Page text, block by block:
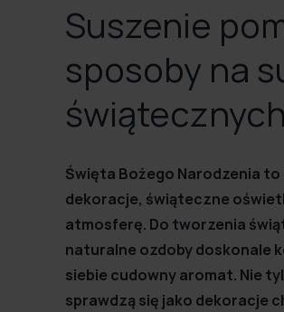
Suszenie
sposoby na
Święta Bożego Narodzenia
dekoracje, świąteczne
atmosferę. Do tworzenia
naturalne ozdoby doskonale
siebie cudowny aromat. Nie
sprawdzą się jako dekoracje